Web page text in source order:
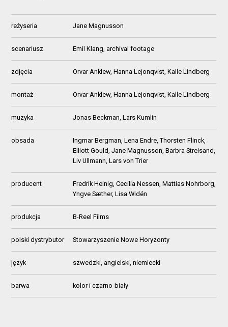
reżyseria Jane Magnusson
scenariusz Emil Klang, archival footage
zdjęcia Orvar Anklew, Hanna Lejonqvist, Kalle Lindberg
montaż Orvar Anklew, Hanna Lejonqvist, Kalle Lindberg
muzyka Jonas Beckman, Lars Kumlin
obsada
Ingmar Bergman, Lena Endre, Thorsten Flinck,
Elliott Gould, Jane Magnusson, Barbra Streisand,
Liv Ullmann, Lars von Trier
producent
Fredrik Heinig, Cecilia Nessen, Mattias Nohrborg,
Yngve Sæther, Lisa Widén
produkcja B-Reel Films
polski dystrybutor Stowarzyszenie Nowe Horyzonty
język szwedzki, angielski, niemiecki
barwa kolor i czarno-biały